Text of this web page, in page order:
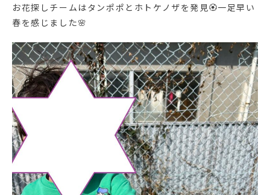
お花探しチームはタンポポとホトケノザを発見🏵️一足早い
春を感じました🌸